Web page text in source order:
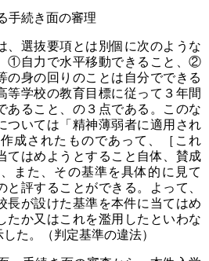
手続き面の審理
選抜要項とは別個に次のような
①自力で水平移動できること、②
の身の回りのことは自分でできる
学校の教育目標に従って３年間
あること、の３点である。このな
いては「精神薄弱者に適用され
成されたものであって、［これ
てはめようとすること自体、賛成
また、その基準を具体的に見て
と評することができる。よって、
長が設けた基準を本件に当てはめ
たか又はこれを濫用したといわな
た。（判定基準の違法）